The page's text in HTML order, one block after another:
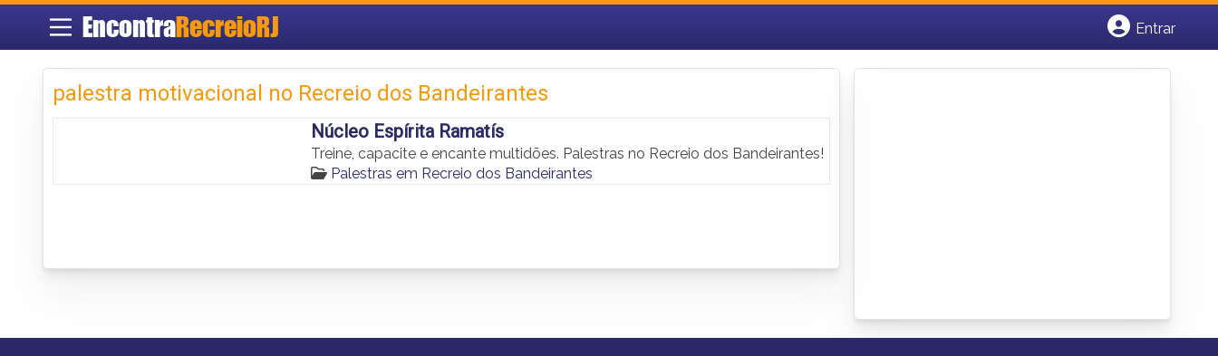
EncontraRecreioRJ
Entrar
palestra motivacional no Recreio dos Bandeirantes
Núcleo Espírita Ramatís
Treine, capacite e encante multidões. Palestras no Recreio dos Bandeirantes!
Palestras em Recreio dos Bandeirantes